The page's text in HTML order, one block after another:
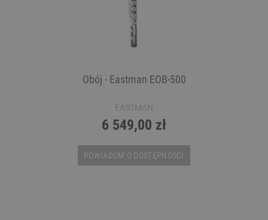
Obój - Eastman EOB-500
EASTMAN
6 549,00 zł
POWIADOM O DOSTĘPNOŚCI